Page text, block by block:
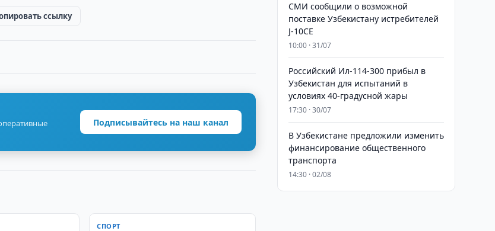
ссылку
Подписывайтесь на наш канал
СПОРТ
СМИ сообщили о возможной
поставке Узбекистану истребителей
J-10CE
10:00 · 31/07
Российский Ил-114-300 прибыл в
Узбекистан для испытаний в
условиях 40-градусной жары
17:30 · 30/07
В Узбекистане предложили изменить
финансирование общественного
транспорта
14:30 · 02/08